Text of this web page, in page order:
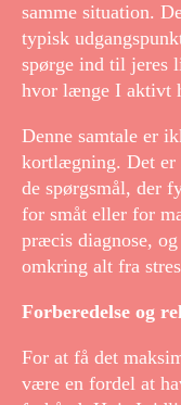
samme situation.
typisk
spørge ind til jeres
hvor længe I aktivt
Denne samtale er
kortlægning. Det er
de spørgsmål, der
for småt eller for
præcis diagnose,
omkring alt fra
Forberedelse og
For at få det
være en fordel at